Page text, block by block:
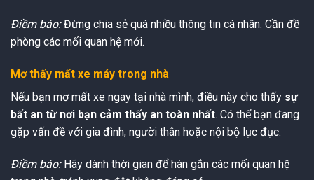
Điềm báo:Đừng chia sẻ quá nhiều thông tin cá nhân. Cần đề
phòng các mối quan hệ mới.
Mơ thấy mất xe máy trong nhà
Nếu bạn mơ mất xe ngay tại nhà mình, điều này cho thấy sự
bất an từ nơi bạn cảm thấy an toàn nhất. Có thể bạn đang
gặp vấn đề với gia đình, người thân hoặc nội bộ lục đục.
Điềm báo:Hãy dành thời gian để hàn gắn các mối quan hệ